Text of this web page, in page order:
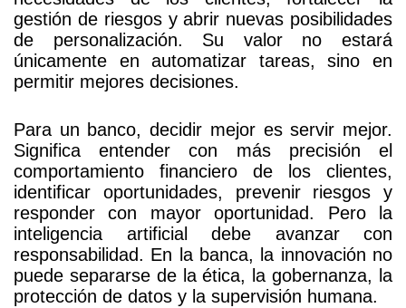
gestión de riesgos y abrir nuevas posibilidades
de personalización. Su valor no estará
únicamente en automatizar tareas, sino en
permitir mejores decisiones.
Para un banco, decidir mejor es servir mejor.
Significa entender con más precisión el
comportamiento financiero de los clientes,
identificar oportunidades, prevenir riesgos y
responder con mayor oportunidad. Pero la
inteligencia artificial debe avanzar con
responsabilidad. En la banca, la innovación no
puede separarse de la ética, la gobernanza, la
protección de datos y la supervisión humana.